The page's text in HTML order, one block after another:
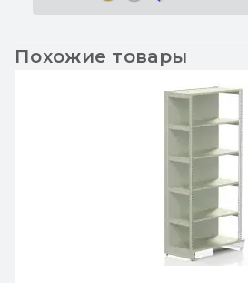
Похожие товары